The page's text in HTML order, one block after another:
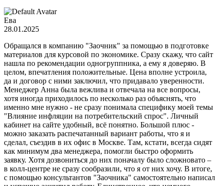
Ева
28.01.2025
Обращался в компанию "Заочник" за помощью в подготовке
материалов для курсовой по экономике. Сразу скажу, что сайт
нашла по рекомендации одногруппника, а ему я доверяю. В
целом, впечатления положительные. Цена вполне устроила,
да и договор с ними заключил, что придавало уверенности.
Менеджер Анна была вежлива и отвечала на все вопросы,
хотя иногда приходилось по несколько раз объяснять, что
именно мне нужно - не сразу понимала специфику моей темы
"Влияние инфляции на потребительский спрос". Личный
кабинет на сайте удобный, всё понятно. Большой плюс -
можно заказать распечатанный вариант работы, что я и
сделал, съездив в их офис в Москве. Там, кстати, всегда сидят
как минимум два менеджера, помогли быстро оформить
заявку. Хотя дозвониться до них поначалу было сложновато –
в колл-центре не сразу сообразили, что я от них хочу. В итоге,
с помощью консультантов "Заочника" самостоятельно написал